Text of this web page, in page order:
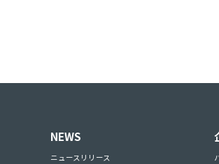
NEWS
ニュースリリース